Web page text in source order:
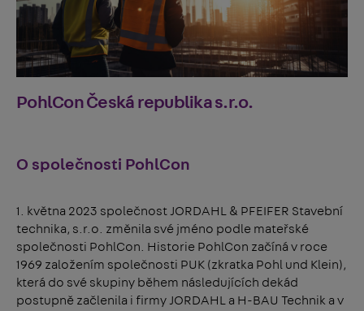
PohlCon Česká republika s.r.o.
O společnosti PohlCon
1. května 2023 společnost JORDAHL & PFEIFER Stavební
technika, s.r.o. změnila své jméno podle mateřské
společnosti PohlCon. Historie PohlCon začíná v roce
1969 založením společnosti PUK (zkratka Pohl und Klein),
která do své skupiny během následujících dekád
postupně začlenila i firmy JORDAHL a H-BAU Technik a v